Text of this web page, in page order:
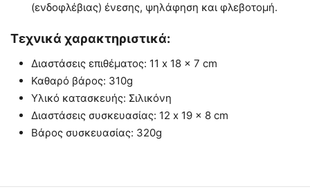
(ενδοφλέβιας) ένεσης, ψηλάφηση και φλεβοτομή.
Τεχνικά χαρακτηριστικά:
Διαστάσεις επιθέματος: 11 x 18 x 7 cm
Καθαρό βάρος: 310g
Υλικό κατασκευής: Σιλικόνη
Διαστάσεις συσκευασίας: 12 x 19 x 8 cm
Βάρος συσκευασίας: 320g